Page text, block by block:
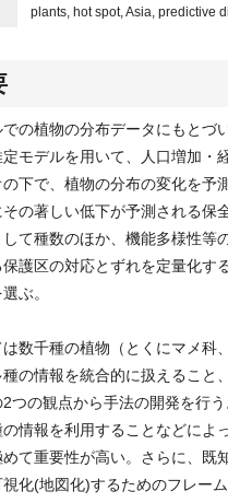
plants, hot spot, Asia, predictive
の植物の分布データにもとづ
モデルを用いて、人口増加・
下で、植物の分布の変化を予
の著しい低下が予測される保
て種数のほか、機能多様性等
保護区の対応とずれを定量化
ぶ。
数千種の植物（とくにマメ科
の情報を統合的に扱えること
つの観点から手法の開発を行
情報を利用することなどによ
て重要性が高い。さらに、既
化(地図化)するためのフレー